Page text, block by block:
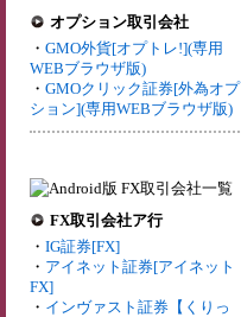
オプション取引会社
・ GMO外貨[オプトレ!](専用
WEBブラウザ版)
・ GMOクリック証券[外為オプ
ション](専用WEBブラウザ版)
FX取引会社ア行
・ IG証券[FX]
・ アイネット証券[アイネット
FX]
・ インヴァスト証券【くりっ